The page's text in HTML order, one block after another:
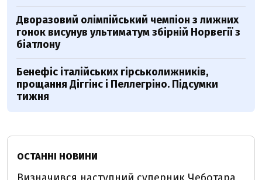
Дворазовий олімпійський чемпіон з лижних
гонок висунув ультиматум збірній Норвегії з
біатлону
Бенефіс італійських гірськолижників,
прощання Діггінс і Пеллегріно. Підсумки
тижня
ОСТАННІ НОВИНИ